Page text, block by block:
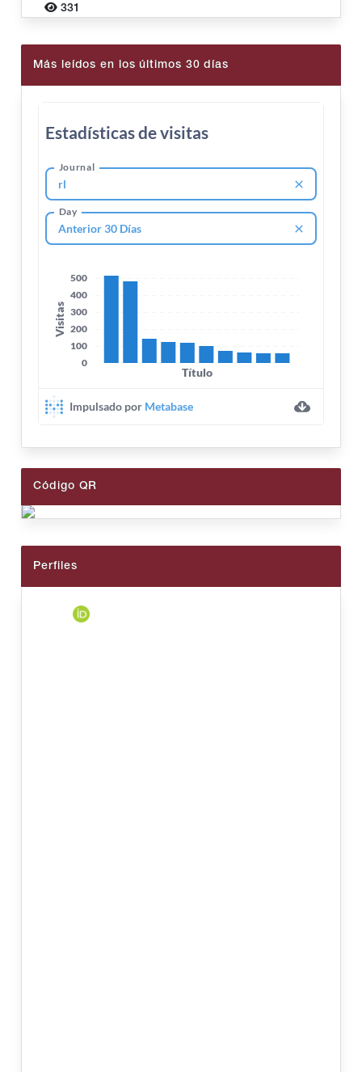
331
Más leídos en los últimos 30 días
Código QR
Perfiles